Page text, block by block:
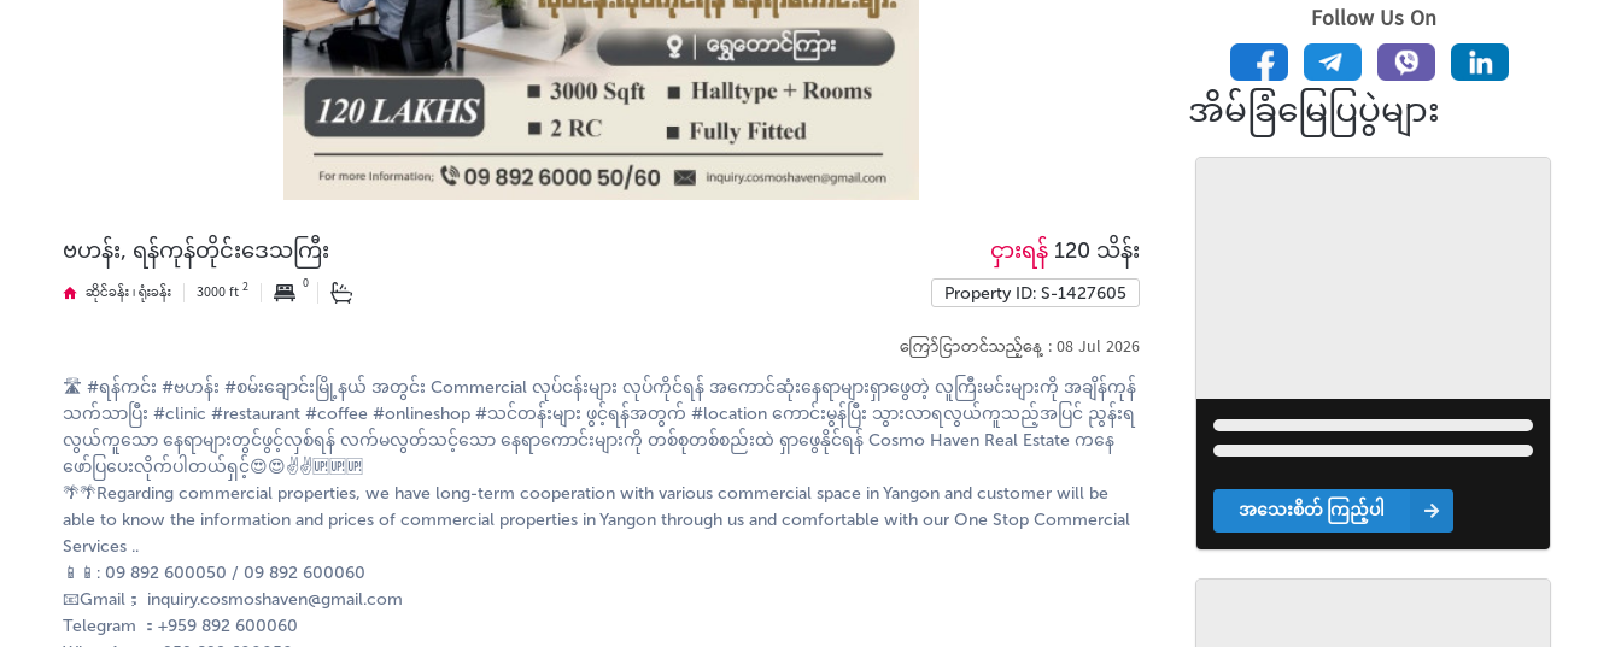
ဗဟန်း, ရန်ကုန်တိုင်းဒေသကြီး ငှားရန် 120 သိန်း
ဆိုင်ခန်း ၊ ရုံးခန်း 3000 ft2 0 Property ID: S-1427605
ကြော်ငြာတင်သည့်နေ့ : 08 Jul 2026
🛣 #ရန်ကင်း #ဗဟန်း #စမ်းချောင်းမြို့နယ် အတွင်း Commercial လုပ်ငန်းများ လုပ်ကိုင်ရန် အကောင်ဆုံးနေရာများရှာဖွေတဲ့ လူကြီးမင်းများကို အချိန်ကုန်
သက်သာပြီး #clinic #restaurant #coffee #onlineshop #သင်တန်းများ ဖွင့်ရန်အတွက် #location ကောင်းမွန်ပြီး သွားလာရလွယ်ကူသည့်အပြင် ညွန်းရ
လွယ်ကူသော နေရာများတွင်ဖွင့်လှစ်ရန် လက်မလွတ်သင့်သော နေရာကောင်းများကို တစ်စုတစ်စည်းထဲ ရှာဖွေနိုင်ရန် Cosmo Haven Real Estate ကနေ
ဖော်ပြပေးလိုက်ပါတယ်ရှင့်😍😍✌️✌️🆙️🆙️🆙️
🌴🌴Regarding commercial properties, we have long-term cooperation with various commercial space in Yangon and customer will be
able to know the information and prices of commercial properties in Yangon through us and comfortable with our One Stop Commercial
Services ..
📱📱: 09 892 600050 / 09 892 600060
📧Gmail； inquiry.cosmoshaven@gmail.com
Telegram ：+959 892 600060
Follow Us On
အိမ်ခြံမြေပြပွဲများ
အသေးစိတ် ကြည့်ပါ